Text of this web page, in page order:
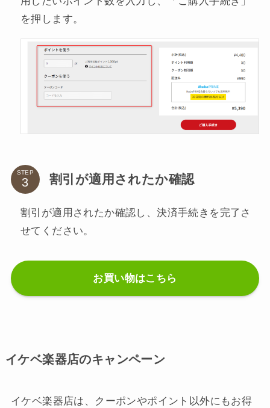
を押します。
STEP 割引が適用されたか確認
割引が適用されたか確認し、決済手続きを完了さ
せてください。
お買い物はこちら
イケベ楽器店のキャンペーン
イケベ楽器店は、クーポンやポイント以外にもお得